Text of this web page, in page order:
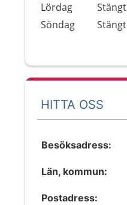
Lördag
Stängt
Söndag
Stängt
HITTA OSS
Besöksadress:
Län, kommun:
Postadress: